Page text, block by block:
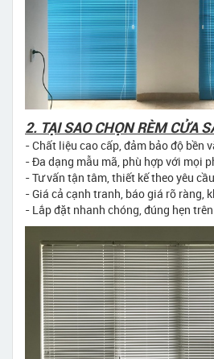
2. TẠI SAO CHỌN RÈM CỬA
- Chất liệu cao cấp, đảm bảo độ bền
- Đa dạng mẫu mã, phù hợp với mọi
- Tư vấn tận tâm, thiết kế theo yêu
- Giá cả cạnh tranh, báo giá rõ ràng,
- Lắp đặt nhanh chóng, đúng hẹn